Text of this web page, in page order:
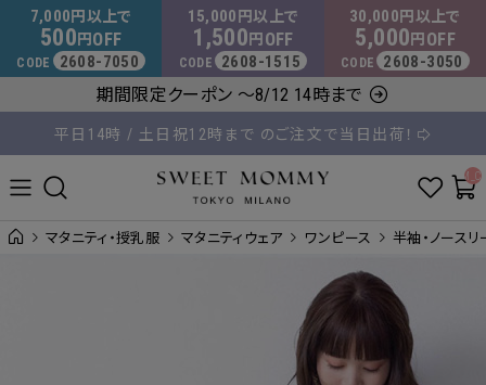
マタニティウェア・授乳服のスウィートマミー
7,000 円以上で
500 円 OFF
CODE 2608-7050
15,000 円以上で
1,500 円 OFF
CODE 2608-1515
30,000 円以上で
5,000 円 OFF
CODE 2608-3050
期間限定クーポン ～8/12 14時まで
8,000円以上のご購入で送料無料
平日14時 / 土日祝12時まで のご注文で当日出荷！
マタニティ・授乳服 マタニティウェア ワンピース 半袖・ノースリ